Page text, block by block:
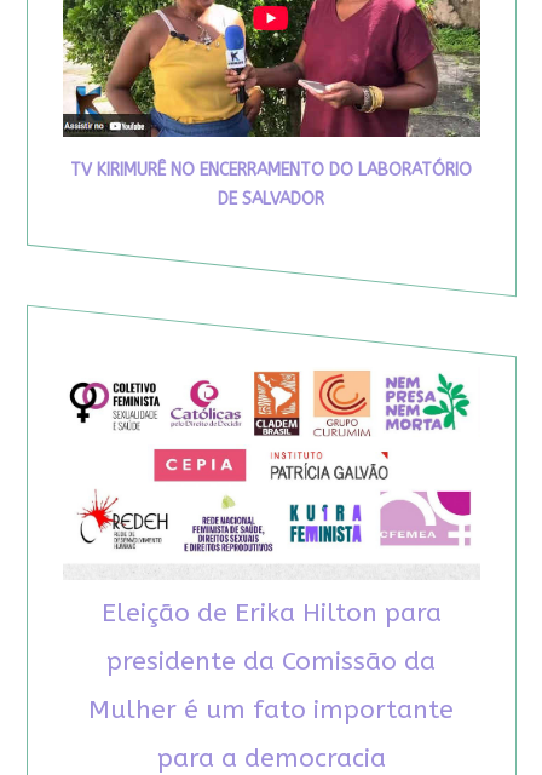
TV KIRIMURÊ NO ENCERRAMENTO DO LABORATÓRIO
DE SALVADOR
Eleição de Erika Hilton para
presidente da Comissão da
Mulher é um fato importante
para a democracia